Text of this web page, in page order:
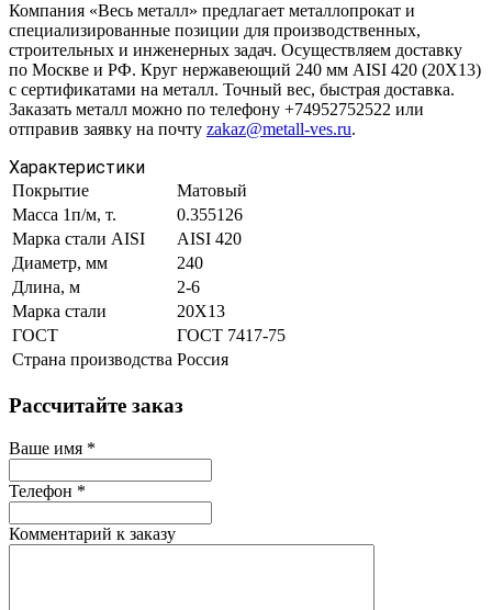
Компания «Весь металл» предлагает металлопрокат и
специализированные позиции для производственных,
строительных и инженерных задач. Осуществляем доставку
по Москве и РФ. Круг нержавеющий 240 мм AISI 420 (20Х13)
с сертификатами на металл. Точный вес, быстрая доставка.
Заказать металл можно по телефону +74952752522 или
отправив заявку на почту zakaz@metall-ves.ru.
Характеристики
Покрытие
Матовый
Масса 1п/м, т.
0.355126
Марка стали AISI
AISI 420
Диаметр, мм
240
Длина, м
2-6
Марка стали
20Х13
ГОСТ
ГОСТ 7417-75
Страна производства Россия
Рассчитайте заказ
Ваше имя *
Телефон *
Комментарий к заказу